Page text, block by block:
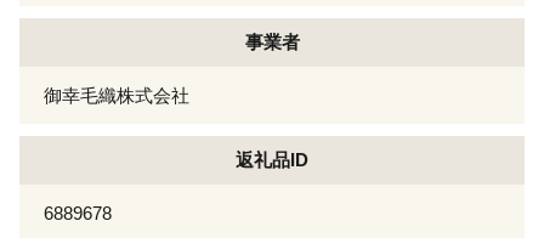
事業者
御幸毛織株式会社
返礼品ID
6889678